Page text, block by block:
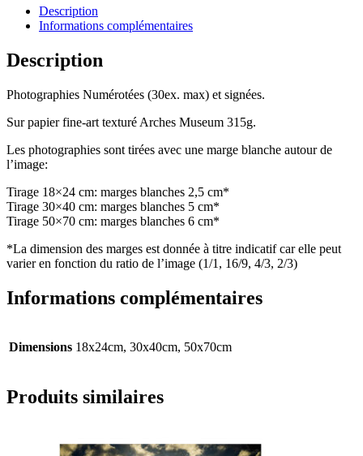
Description
Informations complémentaires
Description
Photographies Numérotées (30ex. max) et signées.
Sur papier fine-art texturé Arches Museum 315g.
Les photographies sont tirées avec une marge blanche autour de
l’image:
Tirage 18×24 cm: marges blanches 2,5 cm*
Tirage 30×40 cm: marges blanches 5 cm*
Tirage 50×70 cm: marges blanches 6 cm*
*La dimension des marges est donnée à titre indicatif car elle peut
varier en fonction du ratio de l’image (1/1, 16/9, 4/3, 2/3)
Informations complémentaires
Dimensions 18x24cm, 30x40cm, 50x70cm
Produits similaires